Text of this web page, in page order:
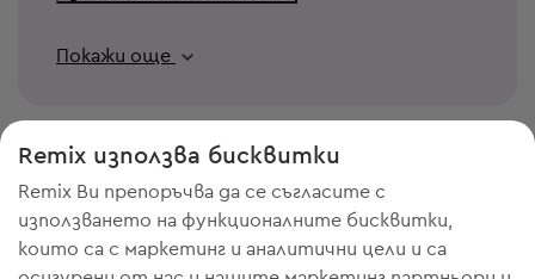
Покажи още
Remix използва бисквитки
Remix Ви препоръчва да се съгласите с
използването на функционалните бисквитки,
които са с маркетинг и аналитични цели и са